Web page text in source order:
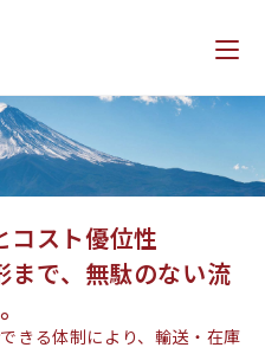
コスト優位性
まで、無駄のない流
きる体制により、輸送・在庫